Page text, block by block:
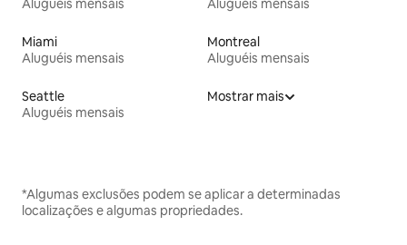
Miami
Aluguéis mensais
Montreal
Aluguéis mensais
Seattle
Aluguéis mensais
Mostrar mais
*Algumas exclusões podem se aplicar a determinadas
localizações e algumas propriedades.